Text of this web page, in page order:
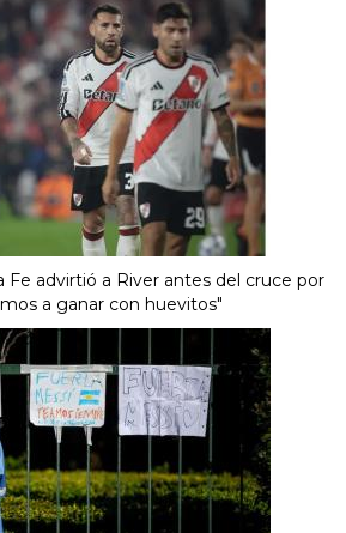
Fe advirtió a River antes del cruce por
a ganar con huevitos"